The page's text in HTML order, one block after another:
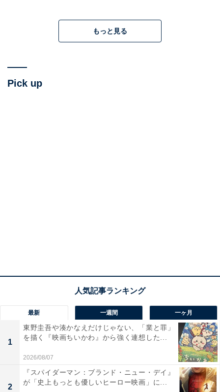
シンガーソングライターのsetaが原作を務めた作品で、
もっと見る
Pick up
最新 一週間 一ヶ月
1
東野圭吾や湊かなえだけじゃない、「業と罪」
を描く『映画ちいかわ』から強く連想した...
2026/08/07
2
『スパイダーマン：ブランド・ニュー・デイ』
が「史上もっとも優しいヒーロー映画」に...